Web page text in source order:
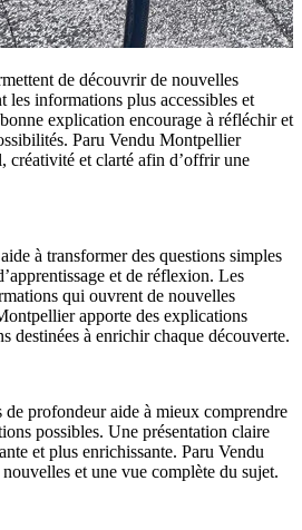
de découvrir de nouvelles
les informations plus accessibles et
explication encourage à réfléchir et
Paru Vendu Montpellier
créativité et clarté afin d’offrir une
à transformer des questions simples
et de réflexion. Les
qui ouvrent de nouvelles
apporte des explications
destinées à enrichir chaque découverte.
profondeur aide à mieux comprendre
possibles. Une présentation claire
et plus enrichissante. Paru Vendu
et une vue complète du sujet.